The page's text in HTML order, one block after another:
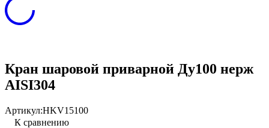
Кран шаровой приварной Ду100 нерж
AISI304
Артикул:HKV15100
К сравнению